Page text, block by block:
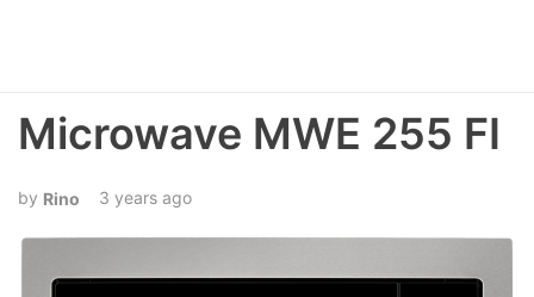
Microwave MWE 255 FI
Rino 3 years ago